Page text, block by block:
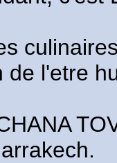
de l'etre